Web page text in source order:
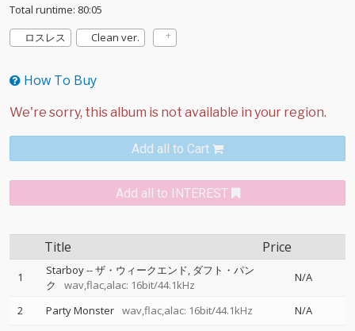
Total runtime: 80:05
ロスレス
Clean ver.
How To Buy
Add all to Cart
Add all to INTEREST
Title Price
1 Starboy--ザ・ウィークエンド ダフト・パン
ク
wav,flac,alac: 16bit/44.1kHz
N/A
2 Party Monster wav,flac,alac: 16bit/44.1kHz
N/A